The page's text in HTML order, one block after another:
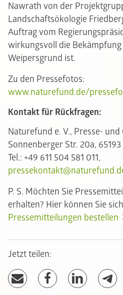
Nawrath von der
Landschaftsökologie
Auftrag vom
wirkungsvoll die
Weipersgrund ist.
Zu den Pressefotos:
www.naturefund.de/
Kontakt für Rückfragen:
Naturefund e. V., Presse-
Sonnenberger Str. 20a,
Tel.: +49 611 504 581 011,
P. S. Möchten Sie
erhalten? Hier können Sie
Pressemitteilungen bestellen
Jetzt teilen: